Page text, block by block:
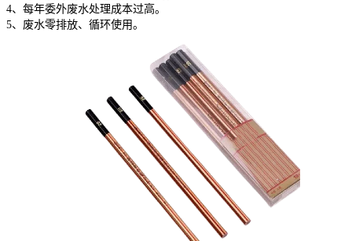
4、每年委外废水处理成本过高。
5、废水零排放、循环使用。